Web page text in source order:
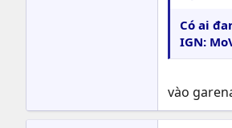
Có ai
IGN:
vào